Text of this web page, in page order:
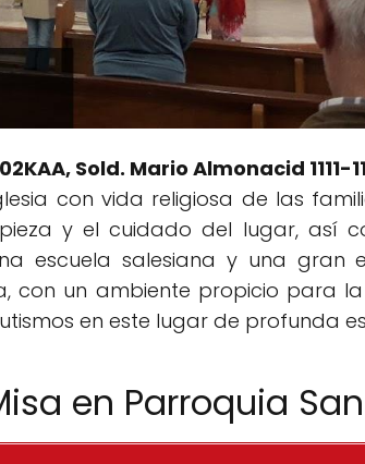
Sold. Mario Almonacid 1111-
con vida religiosa de las
y el cuidado del lugar, así
escuela salesiana y una gran
con un ambiente propicio para
en este lugar de profunda
en Parroquia